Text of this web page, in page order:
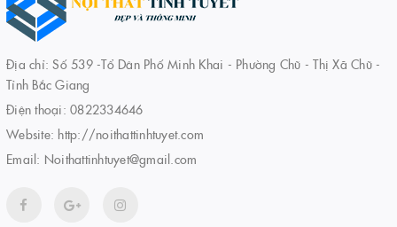
Địa chỉ: Số 539 -Tổ Dân Phố Minh Khai - Phường Chũ - Thị Xã Chũ -
Tỉnh Bắc Giang
Điện thoại: 0822334646
Website: http://noithattinhtuyet.com
Email: Noithattinhtuyet@gmail.com